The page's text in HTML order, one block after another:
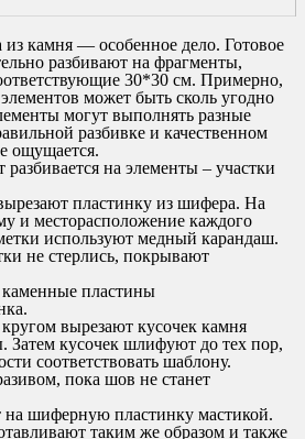
из камня — особенное дело. Готовое
разбивают на фрагменты,
30*30 см. Примерно,
может быть сколь угодно
могут выполнять разные
разбивке и качественном
ощущается.
на элементы – участки
пластинку из шифера. На
и месторасположение каждого
используют медный карандаш.
не стерлись, покрывают
пластины
вырезают кусочек камня
Затем кусочек шлифуют до тех пор,
соответствовать шаблону.
пока шов не станет
шиферную пластинку мастикой.
таким же образом и также